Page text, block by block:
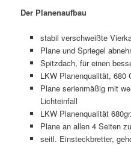
Der Planenaufbau
stabil verschweißte
Plane und Spriegel
Spitzdach, für einen
LKW Planenqualität, 680
Plane serienmäßig mit
Lichteinfall
LKW Planenqualität
Plane an allen 4 Seiten
seitl. Einsteckbretter,